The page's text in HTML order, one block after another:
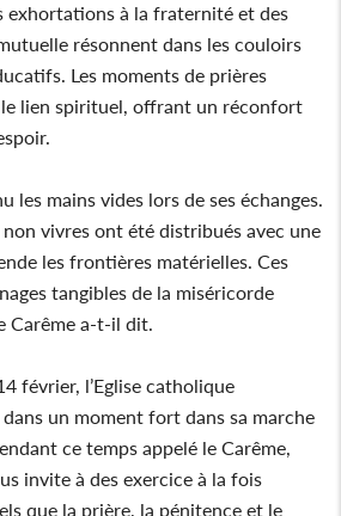
exhortations à la fraternité et des
résonnent dans les couloirs
Les moments de prières
lien spirituel, offrant un réconfort
les mains vides lors de ses échanges.
vivres ont été distribués avec une
les frontières matérielles. Ces
tangibles de la miséricorde
Carême a-t-il dit.
février, l’Eglise catholique
un moment fort dans sa marche
ce temps appelé le Carême,
invite à des exercice à la fois
que la prière, la pénitence et le